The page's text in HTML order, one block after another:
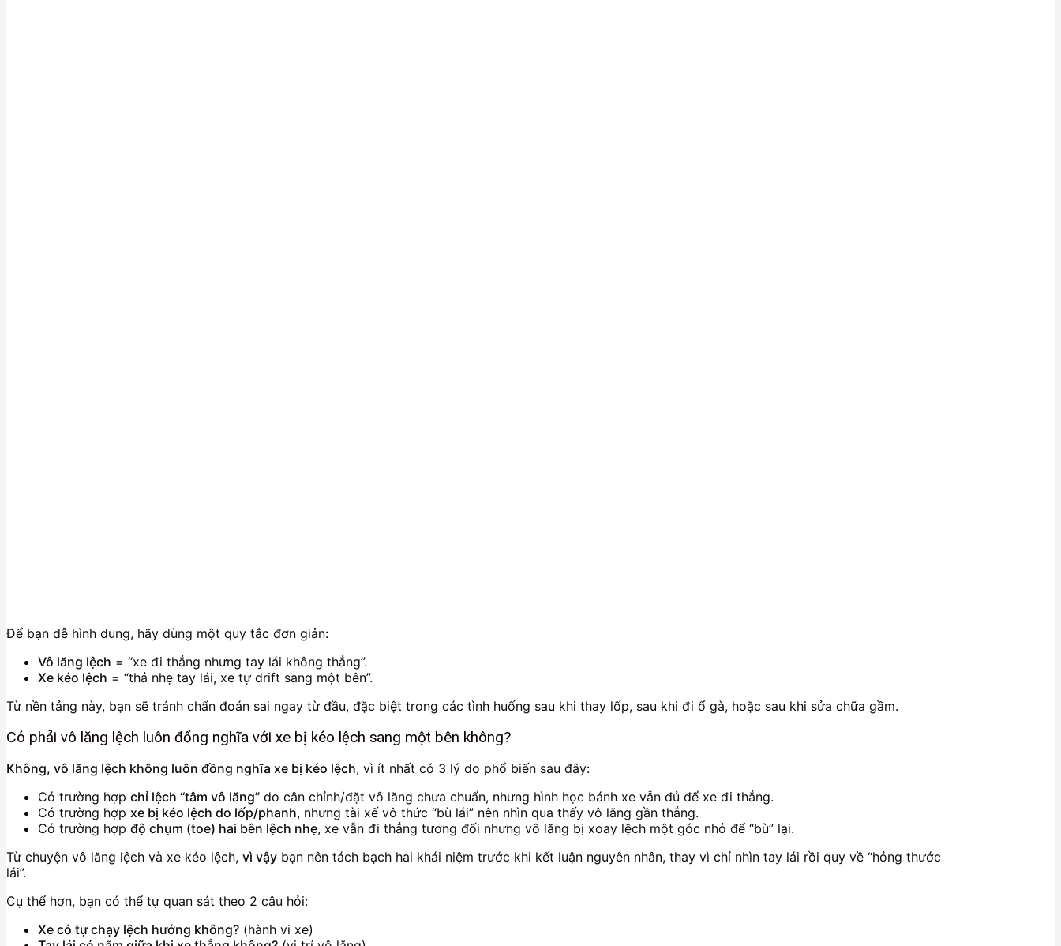
Để bạn dễ hình dung, hãy dùng một quy tắc đơn giản:
Vô lăng lệch = “xe đi thẳng nhưng tay lái không thẳng”.
Xe kéo lệch = “thả nhẹ tay lái, xe tự drift sang một bên”.
Từ nền tảng này, bạn sẽ tránh chẩn đoán sai ngay từ đầu, đặc biệt trong các tình huống sau khi thay lốp, sau khi đi ổ gà, hoặc sau khi sửa chữa gầm.
Có phải vô lăng lệch luôn đồng nghĩa với xe bị kéo lệch sang một bên không?
Không, vô lăng lệch không luôn đồng nghĩa xe bị kéo lệch, vì ít nhất có 3 lý do phổ biến sau đây:
Có trường hợp chỉ lệch “tâm vô lăng” do cân chỉnh/đặt vô lăng chưa chuẩn, nhưng hình học bánh xe vẫn đủ để xe đi thẳng.
Có trường hợp xe bị kéo lệch do lốp/phanh, nhưng tài xế vô thức “bù lái” nên nhìn qua thấy vô lăng gần thẳng.
Có trường hợp độ chụm (toe) hai bên lệch nhẹ, xe vẫn đi thẳng tương đối nhưng vô lăng bị xoay lệch một góc nhỏ để “bù” lại.
Từ chuyện vô lăng lệch và xe kéo lệch, vì vậy bạn nên tách bạch hai khái niệm trước khi kết luận nguyên nhân, thay vì chỉ nhìn tay lái rồi quy về “hỏng thước
lái”.
Cụ thể hơn, bạn có thể tự quan sát theo 2 câu hỏi:
Xe có tự chạy lệch hướng không? (hành vi xe)